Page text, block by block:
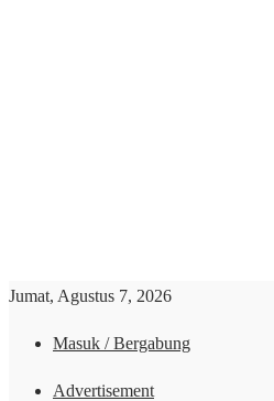
Jumat, Agustus 7, 2026
Masuk / Bergabung
Advertisement